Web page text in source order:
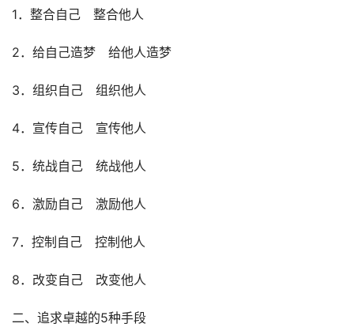
1．整合自己　整合他人
2．给自己造梦　给他人造梦
3．组织自己　组织他人
4．宣传自己　宣传他人
5．统战自己　统战他人
6．激励自己　激励他人
7．控制自己　控制他人
8．改变自己　改变他人
二、追求卓越的5种手段